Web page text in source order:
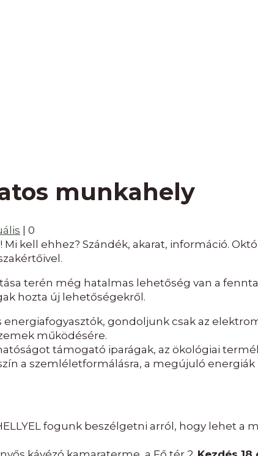
munkahely
0
kell ehhez? Szándék, akarat, információ.
terén még hatalmas lehetőség van a
hozta új lehetőségekről.
gondoljunk csak az
működésére.
támogató iparágak, az ökológiai
a szemléletformálásra, a megújuló
fogunk beszélgetni arról, hogy lehet